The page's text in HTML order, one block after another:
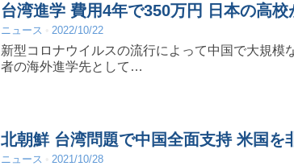
台湾進学 費用4年で350万円 日本の高
ニュース 2022/10/22
新型コロナウイルスの流行によって中国で大規模
者の海外進学先として…
北朝鮮 台湾問題で中国全面支持 米国を
ニュース 2021/10/28